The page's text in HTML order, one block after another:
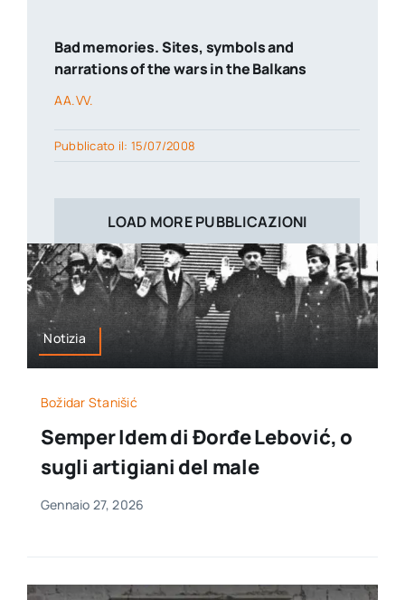
Bad memories. Sites, symbols and
narrations of the wars in the Balkans
AA.VV.
Pubblicato il: 15/07/2008
LOAD MORE PUBBLICAZIONI
Notizia
Božidar Stanišić
Semper Idem di Đorđe Lebović, o
sugli artigiani del male
Gennaio 27, 2026